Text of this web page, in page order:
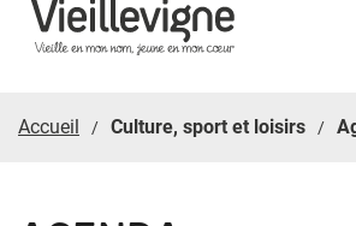
Accueil Culture, sport et loisirs